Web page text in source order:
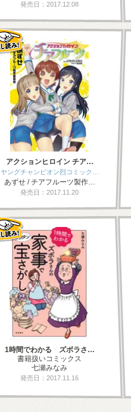
発売日：2017.12.08
アクションヒロイン チア…
ヤングチャンピオン烈コミック…
あずせ / チアフルーツ製作…
発売日：2017.11.20
1時間でわかる ズボラさ…
書籍扱いコミックス
七瀬みなみ
発売日：2017.11.16